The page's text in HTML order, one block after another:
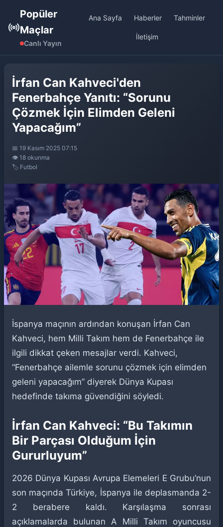
Popüler
Maçlar
Canlı Yayın
Ana Sayfa Haberler Tahminler
İletişim
İrfan Can Kahveci'den
Fenerbahçe Yanıtı: “Sorunu
Çözmek İçin Elimden Geleni
Yapacağım”
📅 19 Kasım 2025 07:15
👁️ 18 okunma
🏷️ Futbol
İspanya maçının ardından konuşan İrfan Can
Kahveci, hem Milli Takım hem de Fenerbahçe ile
ilgili dikkat çeken mesajlar verdi. Kahveci,
“Fenerbahçe ailemle sorunu çözmek için elimden
geleni yapacağım” diyerek Dünya Kupası
hedefinde takıma güvendiğini söyledi.
İrfan Can Kahveci: “Bu Takımın
Bir Parçası Olduğum İçin
Gururluyum”
2026 Dünya Kupası Avrupa Elemeleri E Grubu’nun
son maçında Türkiye, İspanya ile deplasmanda 2-
2 berabere kaldı. Karşılaşma sonrası
açıklamalarda bulunan A Milli Takım oyuncusu